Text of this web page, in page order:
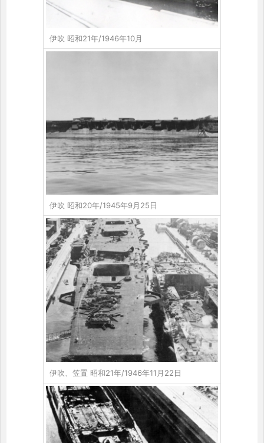
伊吹 昭和21年/1946年10月
伊吹 昭和20年/1945年9月25日
伊吹、笠置 昭和21年/1946年11月22日